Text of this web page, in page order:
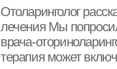
Отоларинголог
лечения Мы
врача-
терапия может